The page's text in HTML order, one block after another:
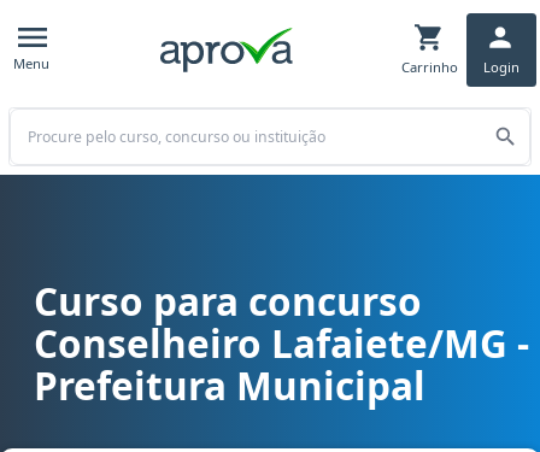
Menu Carrinho Login
Buscar
Curso para concurso Conselheiro Lafaiete/MG - Prefeitura
Curso para concurso
Conselheiro Lafaiete/MG -
Prefeitura Municipal